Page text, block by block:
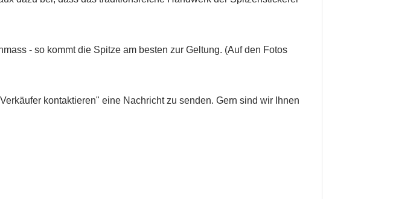
- so kommt die Spitze am besten zur Geltung. (Auf den Fotos
kontaktieren" eine Nachricht zu senden. Gern sind wir Ihnen